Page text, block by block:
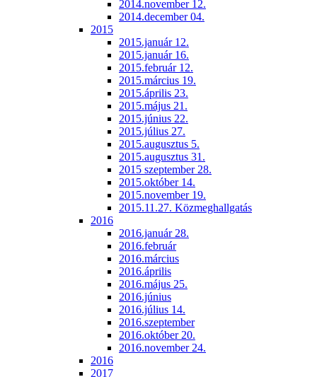
2014.november 12.
2014.december 04.
2015
2015.január 12.
2015.január 16.
2015.február 12.
2015.március 19.
2015.április 23.
2015.május 21.
2015.június 22.
2015.július 27.
2015.augusztus 5.
2015.augusztus 31.
2015 szeptember 28.
2015.október 14.
2015.november 19.
2015.11.27. Közmeghallgatás
2016
2016.január 28.
2016.február
2016.március
2016.április
2016.május 25.
2016.június
2016.július 14.
2016.szeptember
2016.október 20.
2016.november 24.
2016
2017